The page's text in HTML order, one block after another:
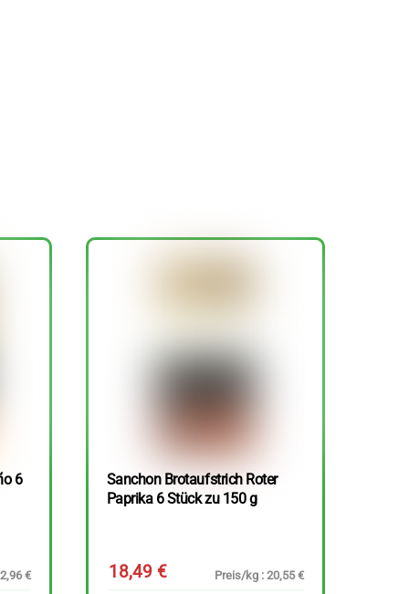
6
€
Sanchon Brotaufstrich Roter
Paprika 6 Stück zu 150 g
18,49€
Preis/kg : 20,55 €